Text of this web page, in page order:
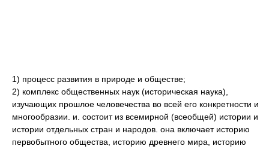
1) процесс развития в природе и обществе;
2) комплекс общественных наук (историческая наука),
изучающих прошлое человечества во всей его конкретности и
многообразии. и. состоит из всемирной (всеобщей) истории и
истории отдельных стран и народов. она включает историю
первобытного общества, историю древнего мира, историю